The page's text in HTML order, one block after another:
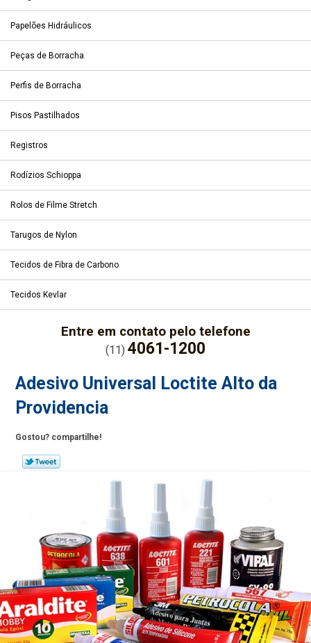
Papelões Hidráulicos
Peças de Borracha
Perfis de Borracha
Pisos Pastilhados
Registros
Rodízios Schioppa
Rolos de Filme Stretch
Tarugos de Nylon
Tecidos de Fibra de Carbono
Tecidos Kevlar
Entre em contato pelo telefone
(11) 4061-1200
Adesivo Universal Loctite Alto da
Providencia
Gostou? compartilhe!